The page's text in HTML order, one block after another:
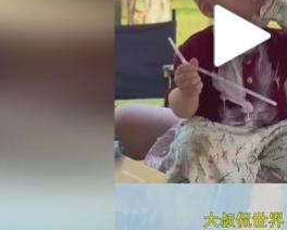
宇树科技王兴兴身家有望超
五粮液渠道价一箱上涨近百元
CIA被曝已秘密设立古巴工作
贵州轮胎子公司获美国退税
U17国足1分钟轰2球